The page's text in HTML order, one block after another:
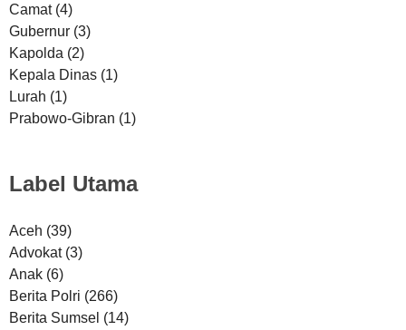
Camat (4)
Gubernur (3)
Kapolda (2)
Kepala Dinas (1)
Lurah (1)
Prabowo-Gibran (1)
Label Utama
Aceh (39)
Advokat (3)
Anak (6)
Berita Polri (266)
Berita Sumsel (14)